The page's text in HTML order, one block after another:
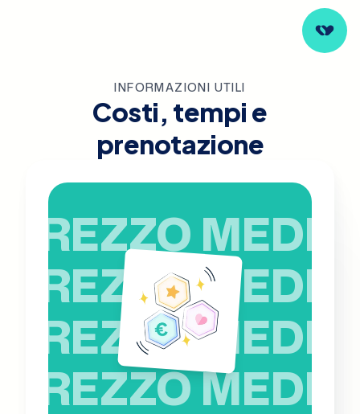
INFORMAZIONI UTILI
Costi, tempi e
prenotazione
PREZZO MEDIO
PREZZO MEDIO
PREZZO MEDIO
PREZZO MEDIO